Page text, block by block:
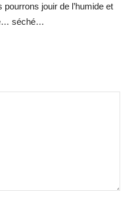
pourrons jouir de l’humide et
séché…